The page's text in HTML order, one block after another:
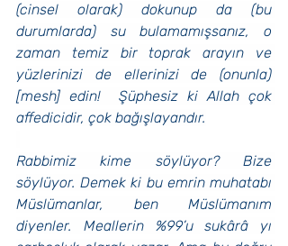
(cinsel olarak) dokunup da (bu
durumlarda) su bulamamışsanız, o
zaman temiz bir toprak arayın ve
yüzlerinizi de ellerinizi de (onunla)
[mesh] edin!  Şüphesiz ki Allah çok
affedicidir, çok bağışlayandır.
Rabbimiz kime söylüyor? Bize
söylüyor. Demek ki bu emrin muhatabı
Müslümanlar, ben Müslümanım
diyenler. Meallerin %99’u sukârâ yı